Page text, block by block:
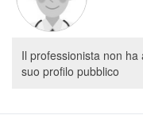
Il professionista non
suo profilo pubblico